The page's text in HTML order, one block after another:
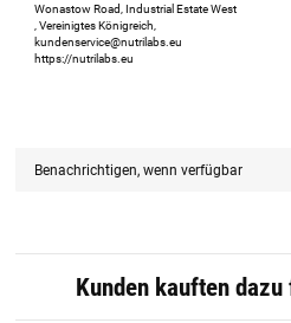
Wonastow Road, Industrial Estate West
, Vereinigtes Königreich,
kundenservice@nutrilabs.eu
https://nutrilabs.eu
Benachrichtigen, wenn verfügbar
Kunden kauften